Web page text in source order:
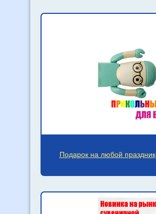
Подарок на любой праздник